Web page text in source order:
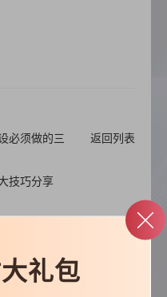
必须做的三
返回列表
技巧分享
礼包